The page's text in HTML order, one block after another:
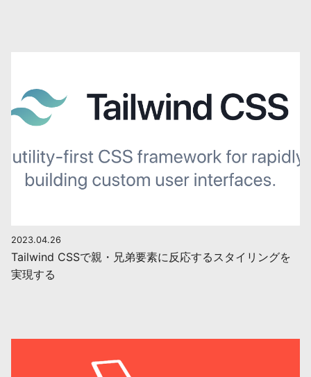
2023.04.26
Tailwind CSSで親・兄弟要素に反応するスタイリングを
実現する